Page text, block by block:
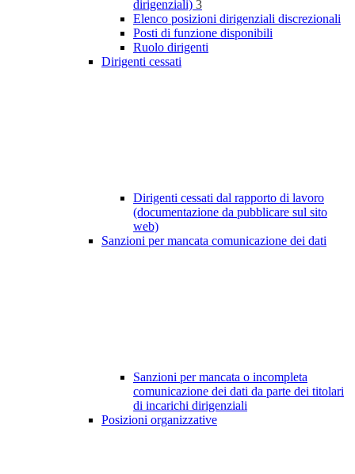
dirigenziali) 3
Elenco posizioni dirigenziali discrezionali
Posti di funzione disponibili
Ruolo dirigenti
Dirigenti cessati
Dirigenti cessati dal rapporto di lavoro
(documentazione da pubblicare sul sito
web)
Sanzioni per mancata comunicazione dei dati
Sanzioni per mancata o incompleta
comunicazione dei dati da parte dei titolari
di incarichi dirigenziali
Posizioni organizzative